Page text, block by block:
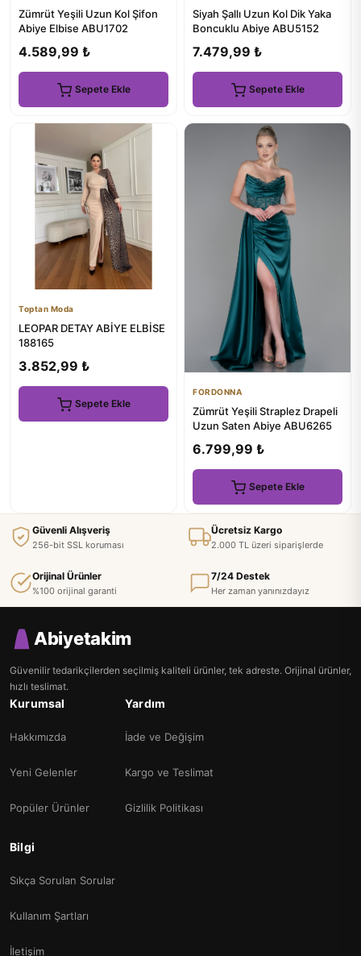
Zümrüt Yeşili Uzun Kol Şifon
Abiye Elbise ABU1702
4.589,99 ₺
Sepete Ekle
Siyah Şallı Uzun Kol Dik Yaka
Boncuklu Abiye ABU5152
7.479,99 ₺
Sepete Ekle
Toptan Moda
LEOPAR DETAY ABİYE ELBİSE
188165
3.852,99 ₺
Sepete Ekle
FORDONNA
Zümrüt Yeşili Straplez Drapeli
Uzun Saten Abiye ABU6265
6.799,99 ₺
Sepete Ekle
Güvenli Alışveriş
256-bit SSL koruması
Ücretsiz Kargo
2.000 TL üzeri siparişlerde
Orijinal Ürünler
%100 orijinal garanti
7/24 Destek
Her zaman yanınızdayız
Abiyetakim
Güvenilir tedarikçilerden seçilmiş kaliteli ürünler, tek adreste. Orijinal ürünler,
hızlı teslimat.
Kurumsal
Hakkımızda
Yeni Gelenler
Popüler Ürünler
Yardım
İade ve Değişim
Kargo ve Teslimat
Gizlilik Politikası
Bilgi
Sıkça Sorulan Sorular
Kullanım Şartları
İletişim